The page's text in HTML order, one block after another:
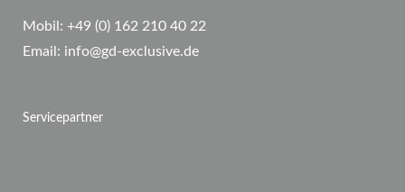
Mobil: +49 (0) 162 210 40 22
Email: info@gd-exclusive.de
Servicepartner